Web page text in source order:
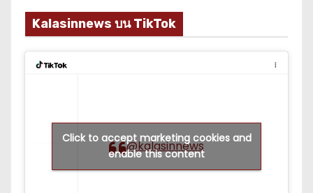
Kalasinnews บน TikTok
@kalasinnews
Click to accept marketing cookies and
enable this content